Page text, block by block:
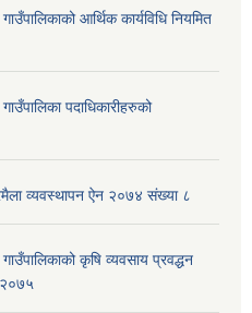
आर्थिक कार्यविधि नियमित
पदाधिकारीहरुको
व्यवस्थापन ऐन २०७४ संख्या ८
कृषि व्यवसाय प्रवद्धन
२०७५